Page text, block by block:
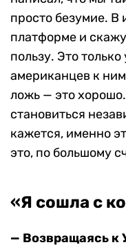
просто безумие. В
платформе и
пользу. Это
американцев к
ложь — это
становиться
кажется, именно
это, по большому
«Я сошла с
— Возвращаясь к